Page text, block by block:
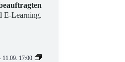
E-Learning.
11.09. 17:00